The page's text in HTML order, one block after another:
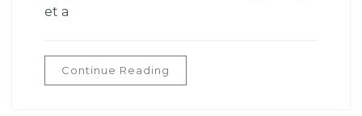
et a
Continue Reading